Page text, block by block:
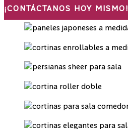
¡CONTÁCTANOS HOY MISMO!